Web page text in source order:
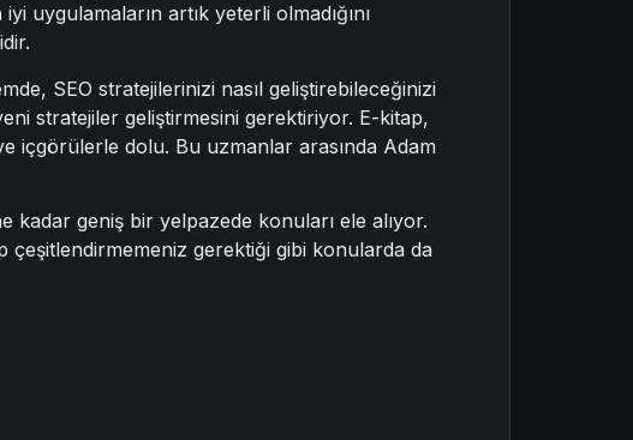
uygulamaların artık yeterli olmadığını
SEO stratejilerinizi nasıl geliştirebileceğinizi
stratejiler geliştirmesini gerektiriyor. E-kitap,
içgörülerle dolu. Bu uzmanlar arasında Adam
kadar geniş bir yelpazede konuları ele alıyor.
çeşitlendirmemeniz gerektiği gibi konularda da